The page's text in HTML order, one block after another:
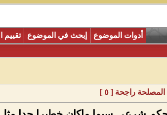
أدوات الموضوع إبحث في الموضوع تقييم
راجحة [ ٥ ]